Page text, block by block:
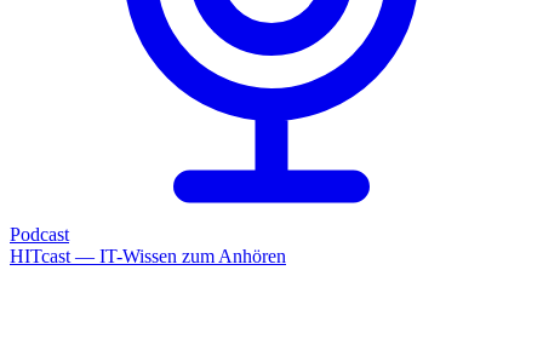
Podcast
HITcast — IT-Wissen zum Anhören